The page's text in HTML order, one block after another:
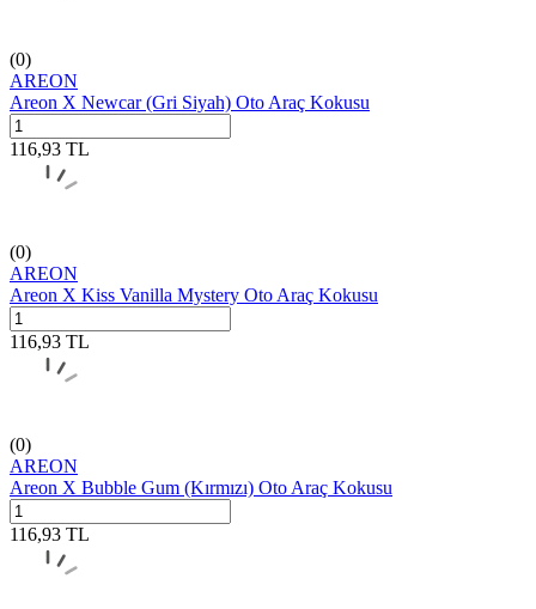
(0)
AREON
Areon X Newcar (Gri Siyah) Oto Araç Kokusu
116,93 TL
(0)
AREON
Areon X Kiss Vanilla Mystery Oto Araç Kokusu
116,93 TL
(0)
AREON
Areon X Bubble Gum (Kırmızı) Oto Araç Kokusu
116,93 TL